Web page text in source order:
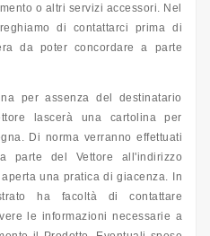
o altri servizi accessori. Nel
di contattarci prima di
da poter concordare a parte
per assenza del destinatario
lascerà una cartolina per
Di norma verranno effettuati
parte del Vettore all'indirizzo
una pratica di giacenza. In
ha facoltà di contattare
le informazioni necessarie a